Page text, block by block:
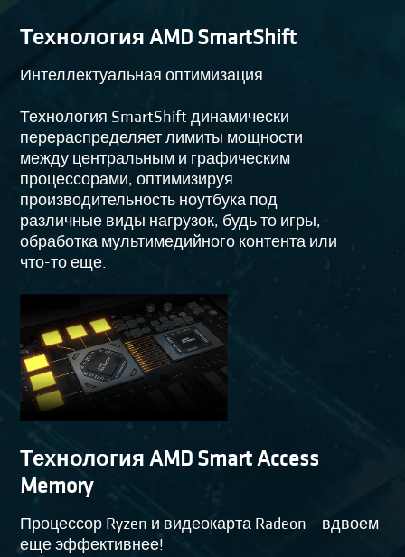
Технология AMD SmartShift
Интеллектуальная оптимизация
Технология SmartShift динамически
перераспределяет лимиты мощности
между центральным и графическим
процессорами, оптимизируя
производительность ноутбука под
различные виды нагрузок, будь то игры,
обработка мультимедийного контента или
что-то еще.
Технология AMD Smart Access
Memory
Процессор Ryzen и видеокарта Radeon – вдвоем
еще эффективнее!